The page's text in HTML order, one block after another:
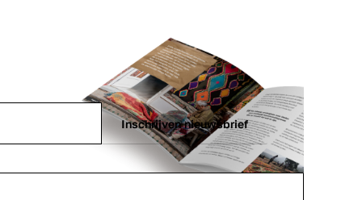
Inschrijven nieuwsbrief